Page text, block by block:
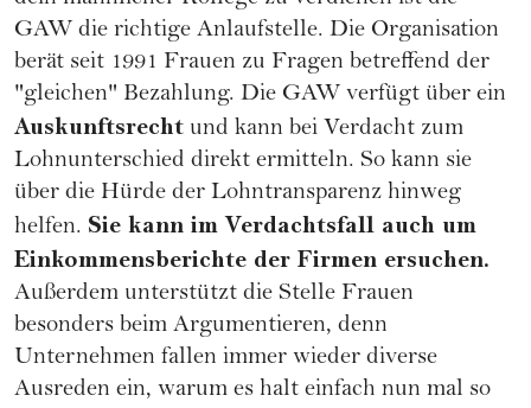
GAW die richtige Anlaufstelle. Die Organisation
berät seit 1991 Frauen zu Fragen betreffend der
"gleichen" Bezahlung. Die GAW verfügt über ein
Auskunftsrecht und kann bei Verdacht zum
Lohnunterschied direkt ermitteln. So kann sie
über die Hürde der Lohntransparenz hinweg
helfen. Sie kann im Verdachtsfall auch um
Einkommensberichte der Firmen ersuchen.
Außerdem unterstützt die Stelle Frauen
besonders beim Argumentieren, denn
Unternehmen fallen immer wieder diverse
Ausreden ein, warum es halt einfach nun mal so